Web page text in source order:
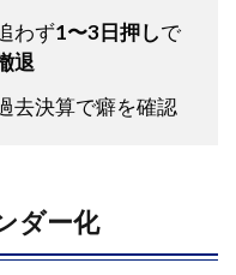
わず1〜3日押しで
退
去決算で癖を確認
ダー化